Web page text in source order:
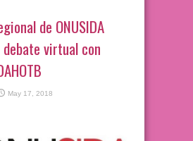
de ONUSIDA
virtual con
May 17, 2018